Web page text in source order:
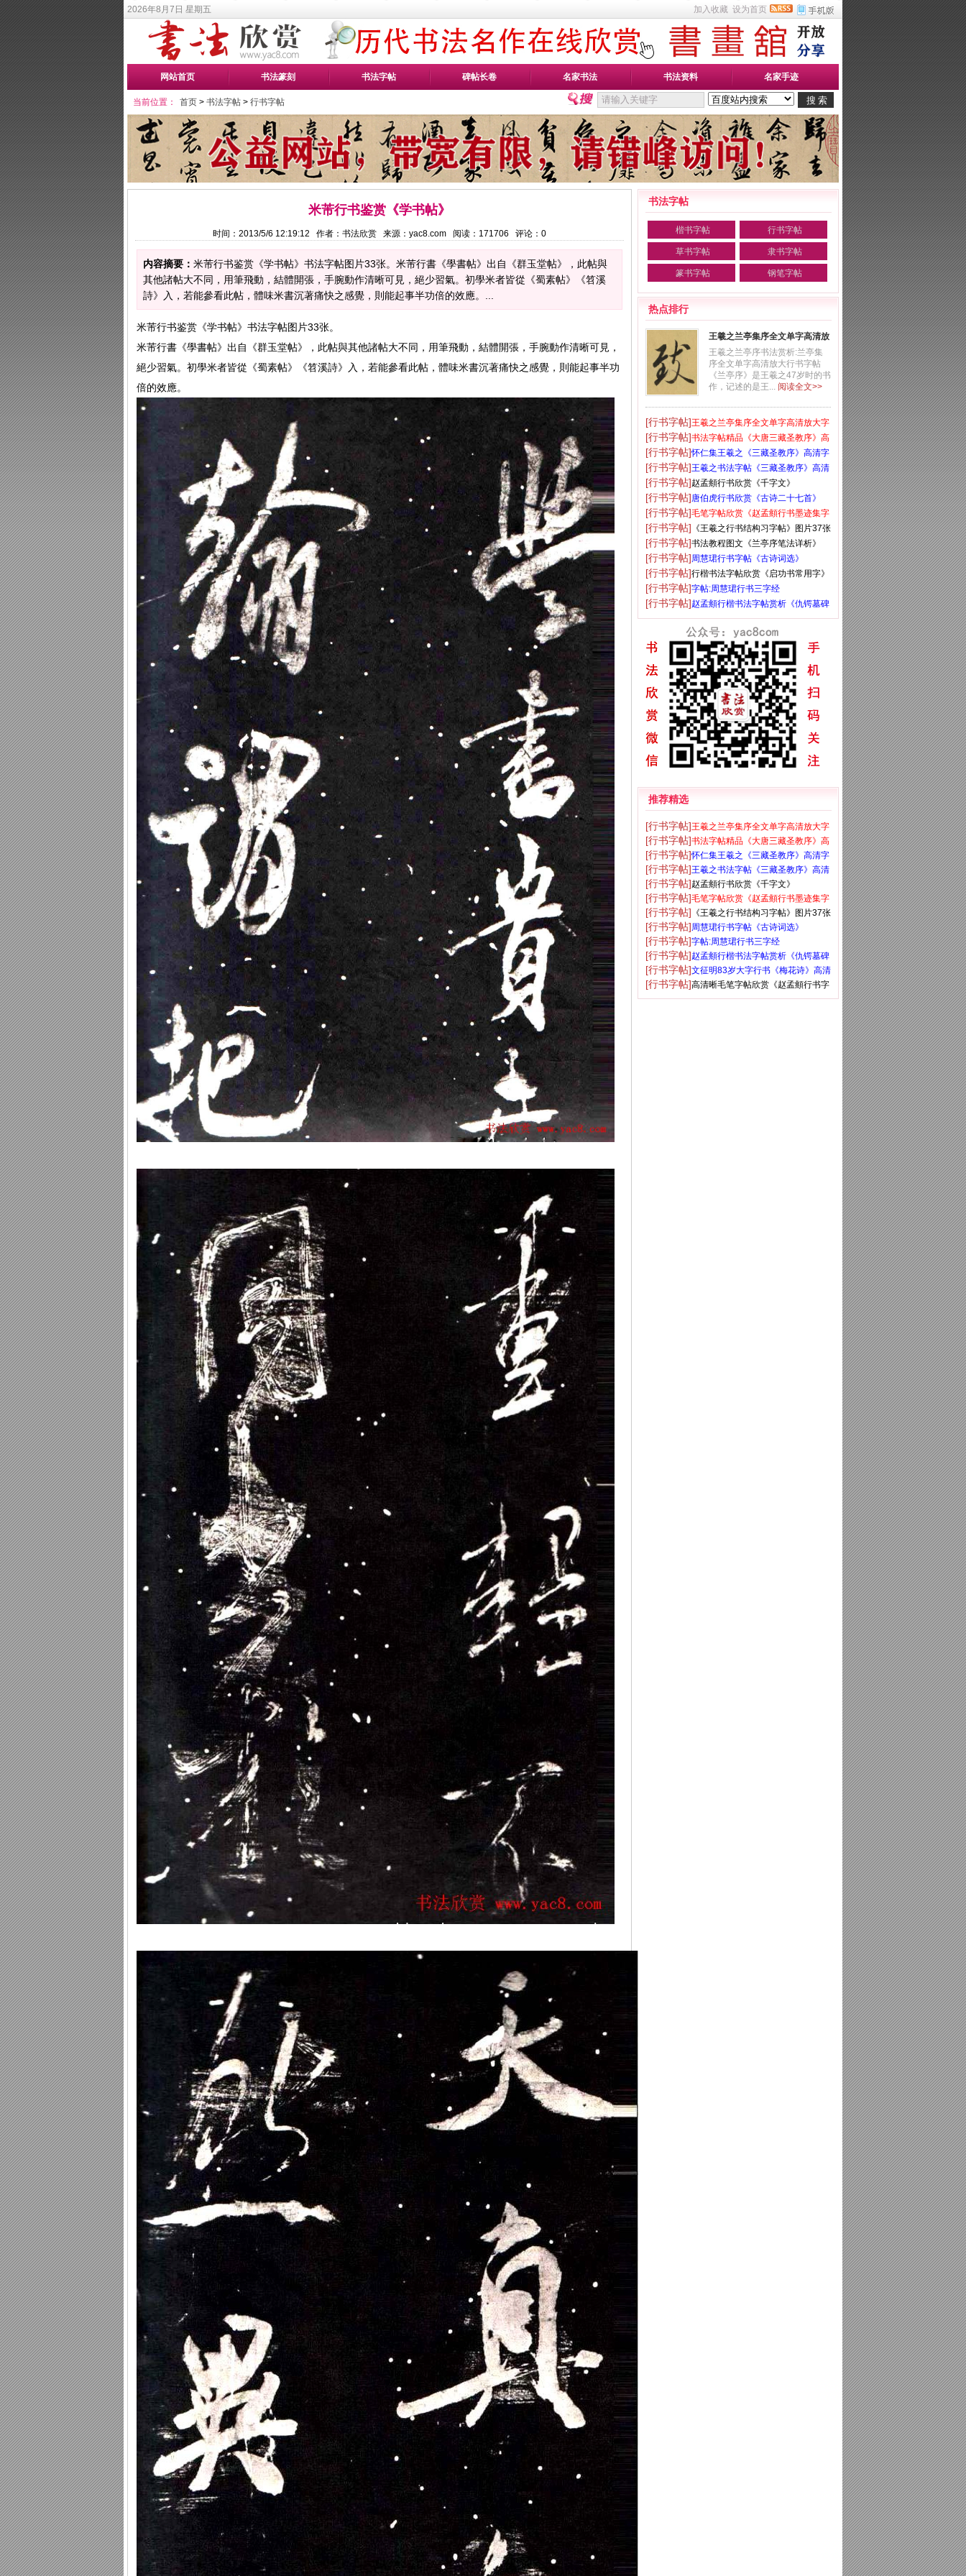
2026年8月7日 星期五 加入收藏 设为首页
网站首页 书法篆刻 书法字帖 碑帖长卷 名家书法 书法资料 名家手迹
当前位置： 首页 > 书法字帖 > 行书字帖
米芾行书鉴赏《学书帖》
时间：2013/5/6 12:19:12 作者：书法欣赏 来源：yac8.com 阅读： 171706 评论： 0
内容摘要： 米芾行书鉴赏《学书帖》书法字帖图片33张。米芾行書《學書帖》出自《群玉堂帖》，此帖與
其他諸帖大不同，用筆飛動，結體開張，手腕動作清晰可見，絕少習氣。初學米者皆從《蜀素帖》《笤溪
詩》入，若能參看此帖，體味米書沉著痛快之感覺，則能起事半功倍的效應。...
米芾行书鉴赏《学书帖》书法字帖图片33张。
米芾行書《學書帖》出自《群玉堂帖》，此帖與其他諸帖大不同，用筆飛動，結體開張，手腕動作清晰可見，
絕少習氣。初學米者皆從《蜀素帖》《笤溪詩》入，若能參看此帖，體味米書沉著痛快之感覺，則能起事半功
倍的效應。
书法字帖
楷书字帖 行书字帖
草书字帖 隶书字帖
篆书字帖 钢笔字帖
热点排行
王羲之兰亭集序全文单字高清放
大字帖
王羲之兰亭序书法赏析:兰亭集
序全文单字高清放大行书字帖
《兰亭序》是王羲之47岁时的书
作，记述的是王... 阅读全文>>
[行书字帖]王羲之兰亭集序全文单字高清放大字
帖
[行书字帖]书法字帖精品《大唐三藏圣教序》高
清晰米字格版
[行书字帖]怀仁集王羲之《三藏圣教序》高清字
帖
[行书字帖]王羲之书法字帖《三藏圣教序》高清
大图
[行书字帖]赵孟頫行书欣赏《千字文》
[行书字帖]唐伯虎行书欣赏《古诗二十七首》
[行书字帖]毛笔字帖欣赏《赵孟頫行书墨迹集字
古诗》
[行书字帖] 《王羲之行书结构习字帖》图片37张
[行书字帖]书法教程图文《兰亭序笔法详析》
[行书字帖]周慧珺行书字帖《古诗词选》
[行书字帖]行楷书法字帖欣赏《启功书常用字》
[行书字帖]字帖:周慧珺行书三字经
[行书字帖]赵孟頫行楷书法字帖赏析《仇锷墓碑
铭》
推荐精选
[行书字帖]王羲之兰亭集序全文单字高清放大字
帖
[行书字帖]书法字帖精品《大唐三藏圣教序》高
清晰米字格版
[行书字帖]怀仁集王羲之《三藏圣教序》高清字
帖
[行书字帖]王羲之书法字帖《三藏圣教序》高清
大图
[行书字帖]赵孟頫行书欣赏《千字文》
[行书字帖]毛笔字帖欣赏《赵孟頫行书墨迹集字
古诗》
[行书字帖] 《王羲之行书结构习字帖》图片37张
[行书字帖]周慧珺行书字帖《古诗词选》
[行书字帖]字帖:周慧珺行书三字经
[行书字帖]赵孟頫行楷书法字帖赏析《仇锷墓碑
铭》
[行书字帖]文征明83岁大字行书《梅花诗》高清
大图
[行书字帖]高清晰毛笔字帖欣赏《赵孟頫行书字
帖》